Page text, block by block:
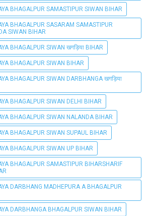
BHAGALPUR SAMASTIPUR SIWAN BIHAR
BHAGALPUR SASARAM SAMASTIPUR
SIWAN BIHAR
BHAGALPUR SIWAN खगड़िया BIHAR
BHAGALPUR SIWAN BIHAR
BHAGALPUR SIWAN DARBHANGA खगड़िया
BHAGALPUR SIWAN DELHI BIHAR
BHAGALPUR SIWAN NALANDA BIHAR
BHAGALPUR SIWAN SUPAUL BIHAR
BHAGALPUR SIWAN UP BIHAR
BHAGALPUR SAMASTIPUR BIHARSHARIF
DARBHANG MADHEPURA A BHAGALPUR
DARBHANGA BHAGALPUR SIWAN BIHAR